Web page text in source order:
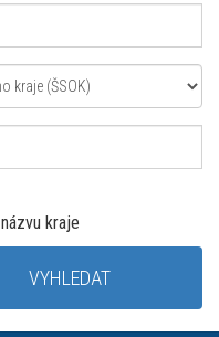
názvu kraje
VYHLEDAT